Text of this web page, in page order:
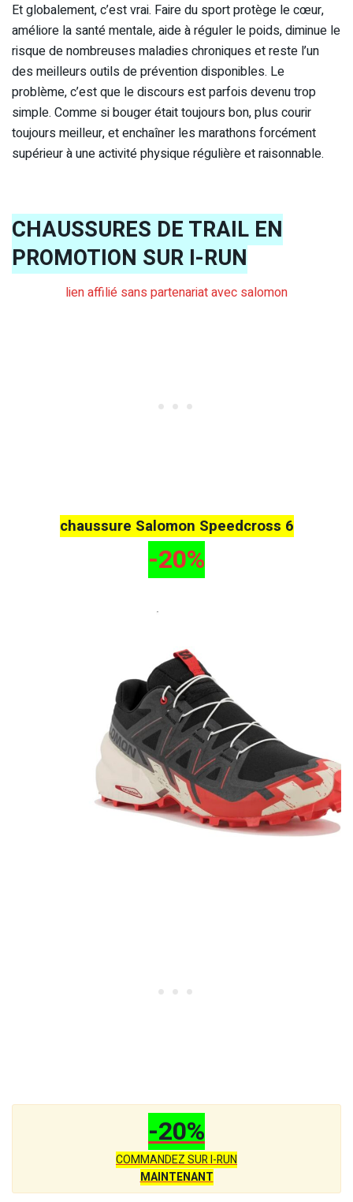
Et globalement, c’est vrai. Faire du sport protège le cœur,
améliore la santé mentale, aide à réguler le poids, diminue le
risque de nombreuses maladies chroniques et reste l’un
des meilleurs outils de prévention disponibles. Le
problème, c’est que le discours est parfois devenu trop
simple. Comme si bouger était toujours bon, plus courir
toujours meilleur, et enchaîner les marathons forcément
supérieur à une activité physique régulière et raisonnable.
CHAUSSURES DE TRAIL EN
PROMOTION SUR I-RUN
lien affilié sans partenariat avec salomon
chaussure Salomon Speedcross 6
-20%
-20%
COMMANDEZ SUR I-RUN
MAINTENANT